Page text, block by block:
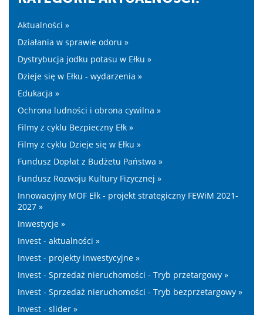
Aktualności »
Działania w sprawie odoru »
Dystrybucja jodku potasu w Ełku »
Dzieje się w Ełku - wydarzenia »
Edukacja »
Ochrona ludności i obrona cywilna »
Filmy z cyklu Bezpieczny Ełk »
Filmy z cyklu Dzieje się w Ełku »
Fundusz Dopłat z Budżetu Państwa »
Fundusz Rozwoju Kultury Fizycznej »
Innowacyjny MOF Ełk - projekt strategiczny FEWiM 2021-
2027 »
Inwestycje »
Invest - aktualności »
Invest - projekty inwestycyjne »
Invest - Sprzedaż nieruchomości - Tryb przetargowy »
Invest - Sprzedaż nieruchomości - Tryb bezprzetargowy »
Invest - slider »